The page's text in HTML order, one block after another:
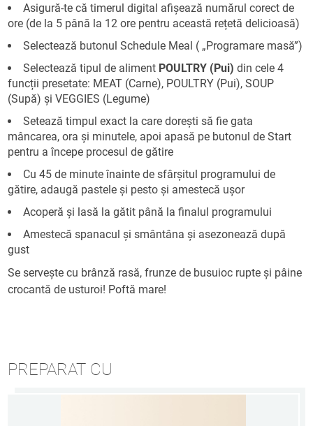
Asigură-te că timerul digital afișează numărul corect de
ore (de la 5 până la 12 ore pentru această rețetă delicioasă)
Selectează butonul Schedule Meal ( „Programare masă”)
Selectează tipul de aliment POULTRY (Pui) din cele 4
funcții presetate: MEAT (Carne), POULTRY (Pui), SOUP
(Supă) și VEGGIES (Legume)
Setează timpul exact la care dorești să fie gata
mâncarea, ora și minutele, apoi apasă pe butonul de Start
pentru a începe procesul de gătire
Cu 45 de minute înainte de sfârșitul programului de
gătire, adaugă pastele și pesto și amestecă ușor
Acoperă și lasă la gătit până la finalul programului
Amestecă spanacul și smântâna și asezonează după
gust
Se servește cu brânză rasă, frunze de busuioc rupte și pâine
crocantă de usturoi! Poftă mare!
PREPARAT CU